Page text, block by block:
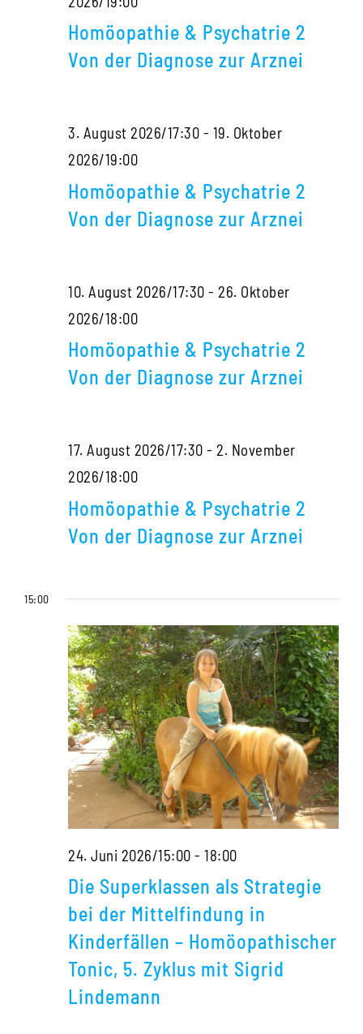
zur
Arznei
Homöopathie & Psychatrie 2
Von der Diagnose zur Arznei
&
Psychatrie
der
zur
Arznei
Homöopathie & Psychatrie 2
Von der Diagnose zur Arznei
3. August 2026/17:30 - 19. Oktober
2026/19:00
&
Psychatrie
der
zur
Arznei
Homöopathie & Psychatrie 2
Von der Diagnose zur Arznei
10. August 2026/17:30 - 26. Oktober
2026/18:00
&
Psychatrie
der
zur
Arznei
Homöopathie & Psychatrie 2
Von der Diagnose zur Arznei
17. August 2026/17:30 - 2. November
2026/18:00
&
Psychatrie
Diagnose
zur
Arznei
15:00
Die Superklassen als Strategie
bei der Mittelfindung in
Kinderfällen – Homöopathischer
Tonic, 5. Zyklus mit Sigrid
Lindemann
24. Juni 2026/15:00 - 18:00
Superklassen
als
Strategie
bei